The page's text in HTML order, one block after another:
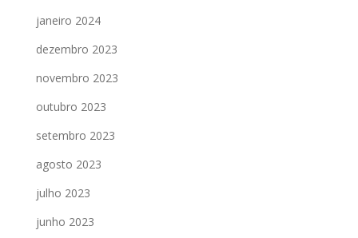
janeiro 2024
dezembro 2023
novembro 2023
outubro 2023
setembro 2023
agosto 2023
julho 2023
junho 2023